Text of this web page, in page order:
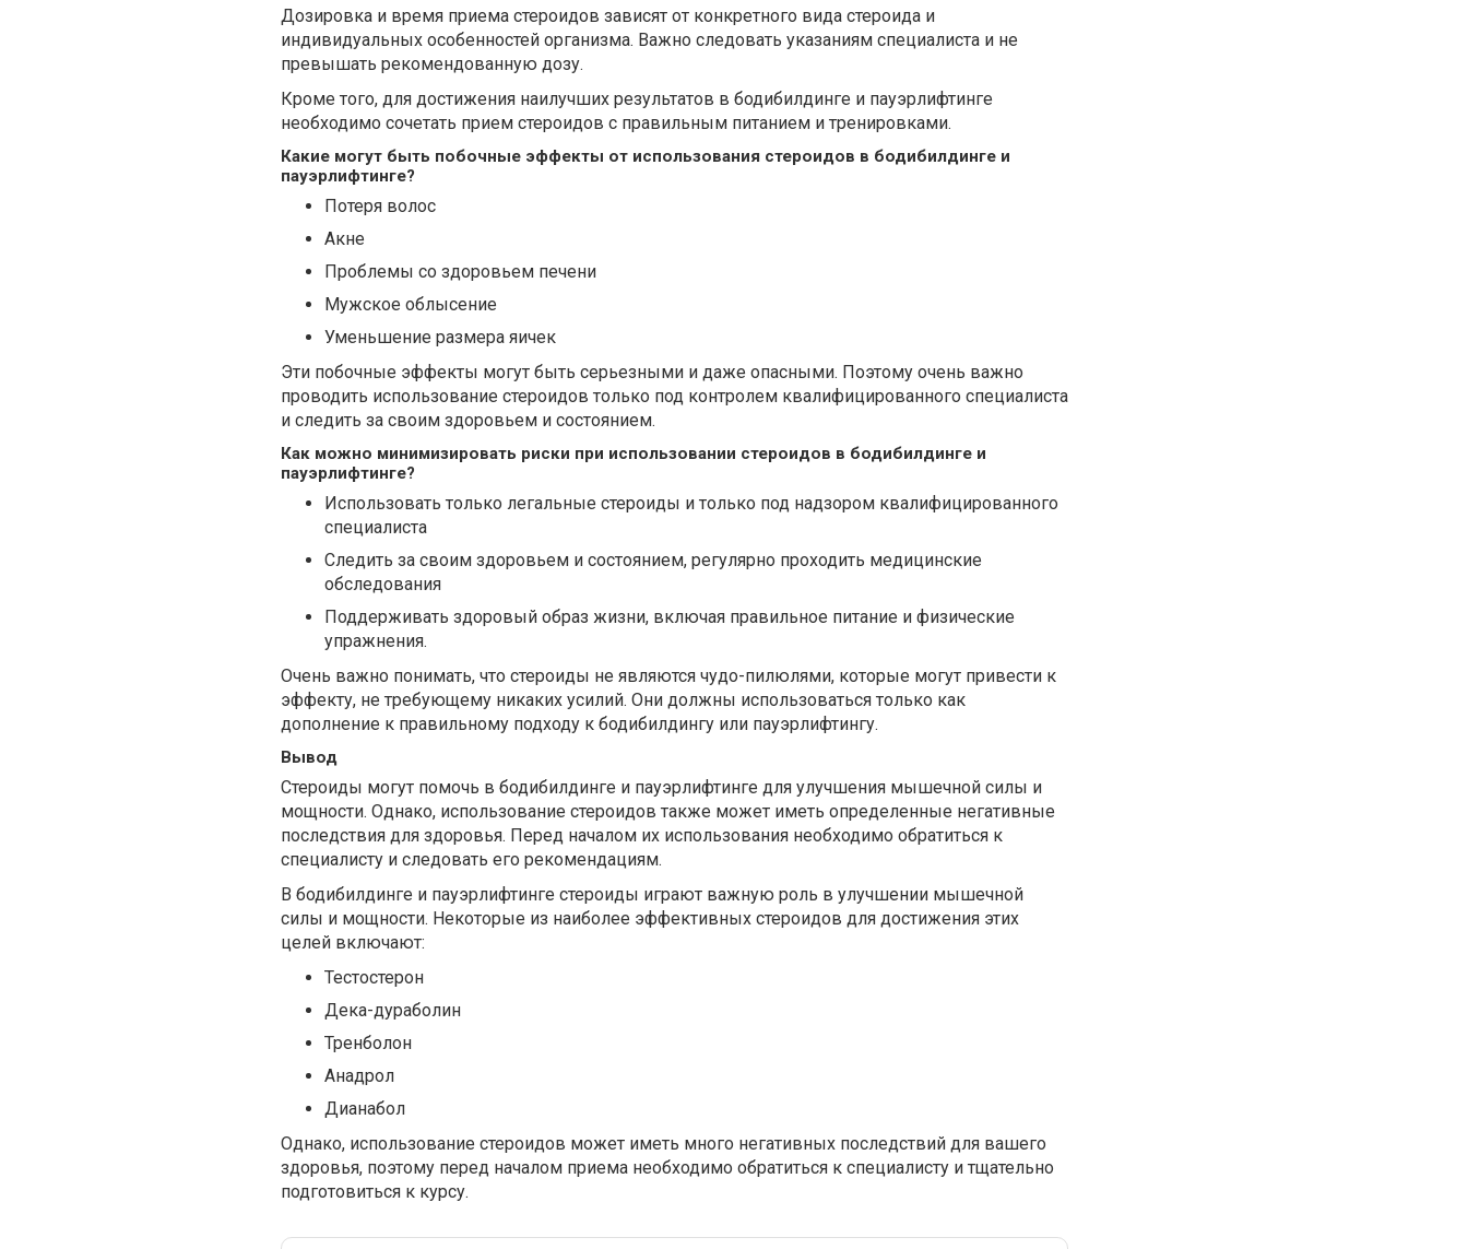
Дозировка и время приема стероидов зависят от конкретного вида стероида и
индивидуальных особенностей организма. Важно следовать указаниям специалиста и не
превышать рекомендованную дозу.
Кроме того, для достижения наилучших результатов в бодибилдинге и пауэрлифтинге
необходимо сочетать прием стероидов с правильным питанием и тренировками.
Какие могут быть побочные эффекты от использования стероидов в бодибилдинге и
пауэрлифтинге?
Потеря волос
Акне
Проблемы со здоровьем печени
Мужское облысение
Уменьшение размера яичек
Эти побочные эффекты могут быть серьезными и даже опасными. Поэтому очень важно
проводить использование стероидов только под контролем квалифицированного специалиста
и следить за своим здоровьем и состоянием.
Как можно минимизировать риски при использовании стероидов в бодибилдинге и
пауэрлифтинге?
Использовать только легальные стероиды и только под надзором квалифицированного
специалиста
Следить за своим здоровьем и состоянием, регулярно проходить медицинские
обследования
Поддерживать здоровый образ жизни, включая правильное питание и физические
упражнения.
Очень важно понимать, что стероиды не являются чудо-пилюлями, которые могут привести к
эффекту, не требующему никаких усилий. Они должны использоваться только как
дополнение к правильному подходу к бодибилдингу или пауэрлифтингу.
Вывод
Стероиды могут помочь в бодибилдинге и пауэрлифтинге для улучшения мышечной силы и
мощности. Однако, использование стероидов также может иметь определенные негативные
последствия для здоровья. Перед началом их использования необходимо обратиться к
специалисту и следовать его рекомендациям.
В бодибилдинге и пауэрлифтинге стероиды играют важную роль в улучшении мышечной
силы и мощности. Некоторые из наиболее эффективных стероидов для достижения этих
целей включают:
Тестостерон
Дека-дураболин
Тренболон
Анадрол
Дианабол
Однако, использование стероидов может иметь много негативных последствий для вашего
здоровья, поэтому перед началом приема необходимо обратиться к специалисту и тщательно
подготовиться к курсу.